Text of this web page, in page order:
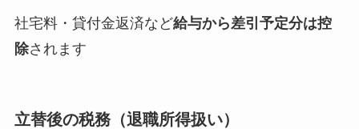
社宅料・貸付金返済など給与から差引予定分は控
除されます
立替後の税務（退職所得扱い）